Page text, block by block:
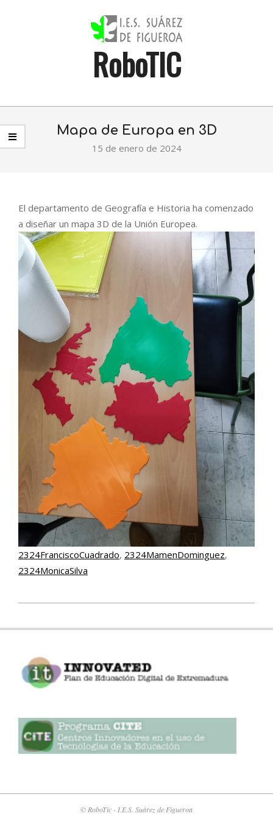
RoboTIC
Primary
Navigation
Menu
Mapa de Europa en 3D
15 de enero de 2024
El departamento de Geografía e Historia ha comenzado
a diseñar un mapa 3D de la Unión Europea.
2324FranciscoCuadrado, 2324MamenDominguez
2324MonicaSilva
01-
© RoboTic - I.E.S. Suárez de Figueroa